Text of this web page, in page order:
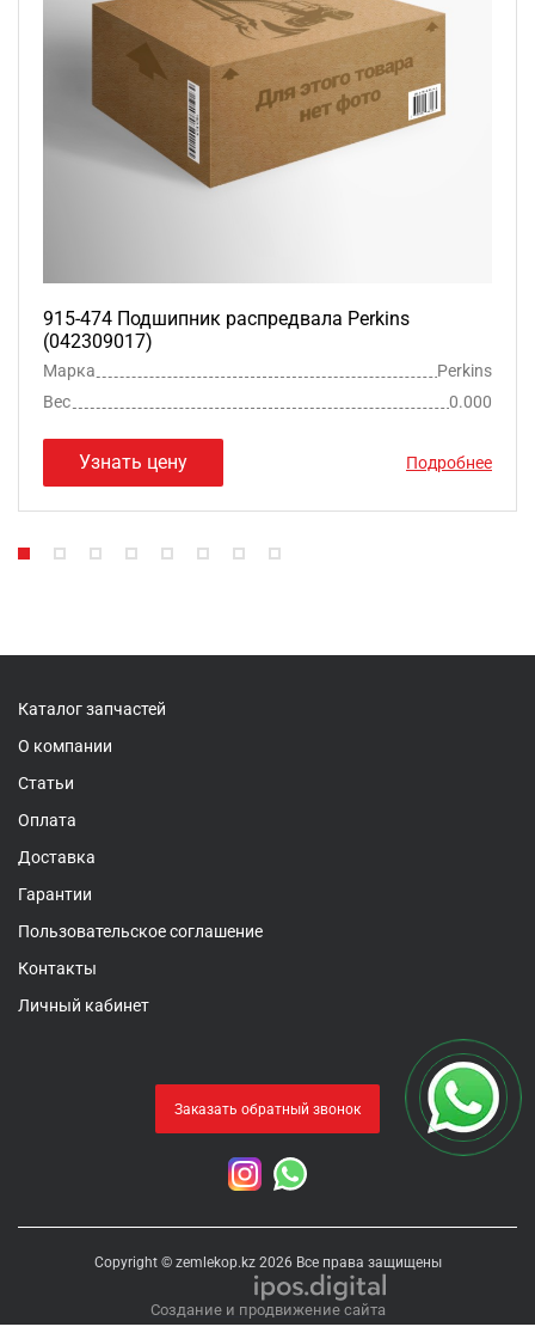
915-474 Подшипник распредвала Perkins
(042309017)
Марка
Perkins
Вес
0.000
Узнать цену Подробнее
Каталог запчастей
О компании
Статьи
Оплата
Доставка
Гарантии
Пользовательское соглашение
Контакты
Личный кабинет
Заказать обратный звонок
Copyright © zemlekop.kz 2026 Все права защищены
Создание и продвижение сайта